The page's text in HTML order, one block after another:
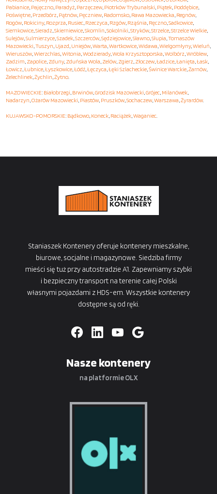
Pabianice, Pajęczno, Paradyż, Parzęczew, Piotrków Trybunalski, Piątek, Poddębice,
Poświętne, Przedbórz, Pątnów, Pęczniew, Radomsko, Rawa Mazowiecka, Regnów,
Rogów, Rokiciny, Rozprza, Rusiec, Rzeczyca, Rzgów, Rząśnia, Ręczno,Sadkowice,
Siemkowice,Sieradz,Skierniewice,Skomlin,Sokolniki,Stryków,Strzelce,Strzelce Wielkie,
Sulejów,Sulmierzyce,Szadek,Szczerców,Sędziejowice,Sławno,Słupia,Tomaszów
Mazowiecki,Tuszyn, Ujazd, Uniejów,Warta,Wartkowice,Widawa,Wielgomłyny,Wieluń,
Wieruszów,Wierzchlas,Witonia,Wodzierady,Wola Krzysztoporska,Wolbórz,Wróblew,
Zadzim, Zapolice, Zduny, Zduńska Wola, Zelów, Zgierz, Złoczew,Ładzice,Łanięta,Łask,
Łowicz,Łubnice,Łyszkowice,Łódź,Łęczyca,Łęki Szlacheckie,Świnice Warckie,Żarnów,
Żelechlinek,Żychlin,Żytno.
MAZOWIECKIE: Białobrzegi, Brwinów,Grodzisk Mazowiecki,Grójec, Milanówek,
Nadarzyn,Ożarów Mazowiecki, Piastów, Pruszków,Sochaczew,Warszawa,Żyrardów.
KUJAWSKO-POMORSKIE: Bądkowo, Koneck, Raciążek,Waganiec.
Staniaszek Kontenery oferuje kontenery mieszkalne,
biurowe, socjalne i magazynowe. Siedziba firmy
mieści się tuż przy autostradzie A1. Zapewniamy szybki
i bezpieczny transport na terenie całej Polski
własnymi pojazdami z HDS-em. Wszystkie kontenery
dostępne są od ręki.
Nasze kontenery
na platformie OLX